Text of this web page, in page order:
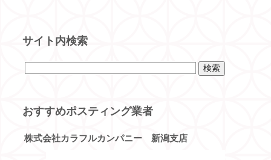
サイト内検索
おすすめポスティング業者
株式会社カラフルカンパニー 新潟支店